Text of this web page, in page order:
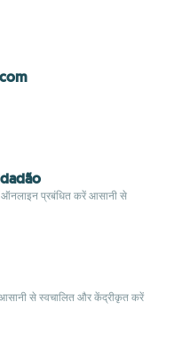
ऑनलाइन प्रबंधित करें आसानी से
से स्वचालित और केंद्रीकृत करें